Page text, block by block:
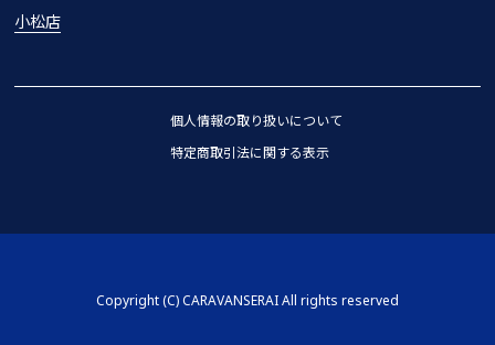
小松店
個人情報の取り扱いについて
特定商取引法に関する表示
Copyright (C) CARAVANSERAI All rights reserved